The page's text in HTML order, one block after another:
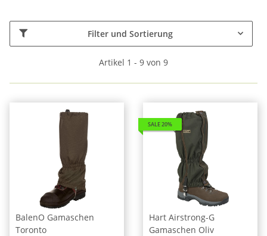
Filter und Sortierung
Artikel 1 - 9 von 9
BalenO Gamaschen
Toronto
SALE 20%
Hart Airstrong-G
Gamaschen Oliv